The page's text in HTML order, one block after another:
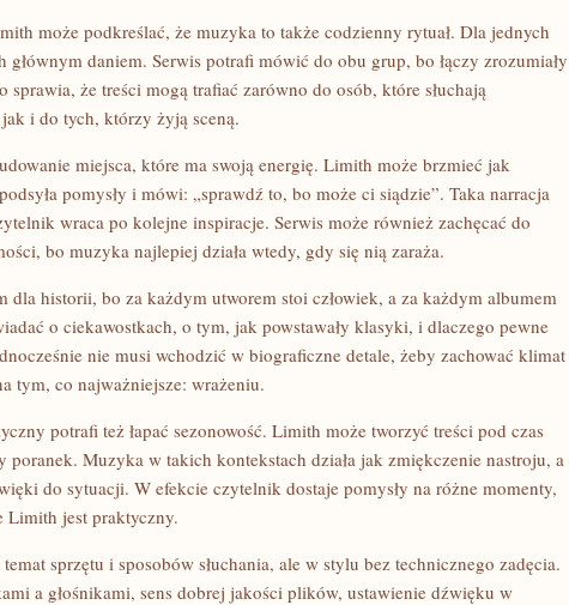
może podkreślać, że muzyka to także codzienny rytuał. Dla jednych
głównym daniem. Serwis potrafi mówić do obu grup, bo łączy zrozumiały
że treści mogą trafiać zarówno do osób, które słuchają
i do tych, którzy żyją sceną.
miejsca, które ma swoją energię. Limith może brzmieć jak
pomysły i mówi: „sprawdź to, bo może ci siądzie”. Taka narracja
wraca po kolejne inspiracje. Serwis może również zachęcać do
bo muzyka najlepiej działa wtedy, gdy się nią zaraża.
dla historii, bo za każdym utworem stoi człowiek, a za każdym albumem
o ciekawostkach, o tym, jak powstawały klasyki, i dlaczego pewne
nie musi wchodzić w biograficzne detale, żeby zachować klimat
tym, co najważniejsze: wrażeniu.
potrafi też łapać sezonowość. Limith może tworzyć treści pod czas
poranek. Muzyka w takich kontekstach działa jak zmiękczenie nastroju, a
do sytuacji. W efekcie czytelnik dostaje pomysły na różne momenty,
Limith jest praktyczny.
sprzętu i sposobów słuchania, ale w stylu bez technicznego zadęcia.
a głośnikami, sens dobrej jakości plików, ustawienie dźwięku w